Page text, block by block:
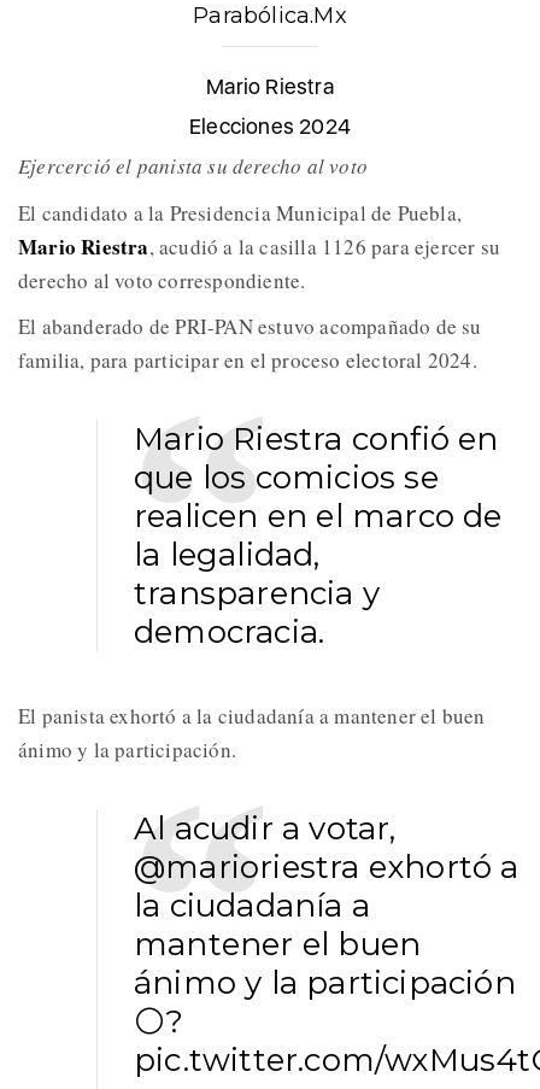
Parabólica.Mx
Mario Riestra
Elecciones 2024
Ejercerció el panista su derecho al voto
El candidato a la Presidencia Municipal de Puebla,
Mario Riestra, acudió a la casilla 1126 para ejercer su
derecho al voto correspondiente.
El abanderado de PRI-PAN estuvo acompañado de su
familia, para participar en el proceso electoral 2024.
Mario Riestra confió en
que los comicios se
realicen en el marco de
la legalidad,
transparencia y
democracia.
El panista exhortó a la ciudadanía a mantener el buen
ánimo y la participación.
Al acudir a votar,
@marioriestra exhortó a
la ciudadanía a
mantener el buen
ánimo y la participación
⚪?
pic.twitter.com/